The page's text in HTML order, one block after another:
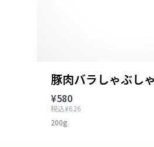
豚肉バラしゃぶし
¥580
税込¥626
200g